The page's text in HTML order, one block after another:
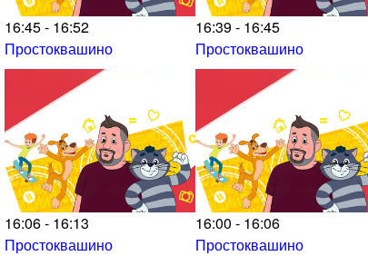
16:45 - 16:52
Простоквашино
16:39 - 16:45
Простоквашино
16:06 - 16:13
Простоквашино
16:00 - 16:06
Простоквашино